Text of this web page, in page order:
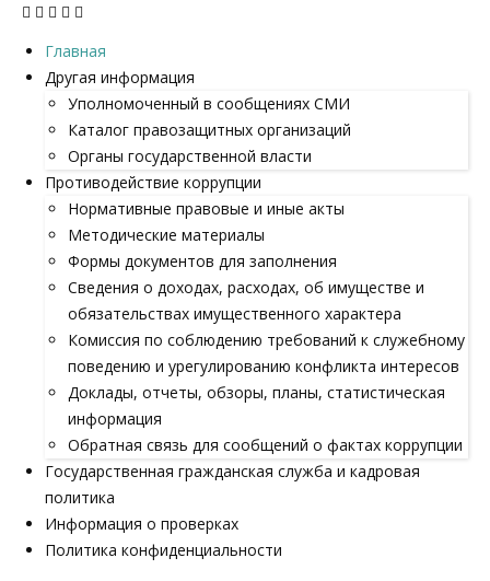
Главная
Другая информация
Уполномоченный в сообщениях СМИ
Каталог правозащитных организаций
Органы государственной власти
Противодействие коррупции
Нормативные правовые и иные акты
Методические материалы
Формы документов для заполнения
Сведения о доходах, расходах, об имуществе и
обязательствах имущественного характера
Комиссия по соблюдению требований к служебному
поведению и урегулированию конфликта интересов
Доклады, отчеты, обзоры, планы, статистическая
информация
Обратная связь для сообщений о фактах коррупции
Государственная гражданская служба и кадровая
политика
Информация о проверках
Политика конфиденциальности